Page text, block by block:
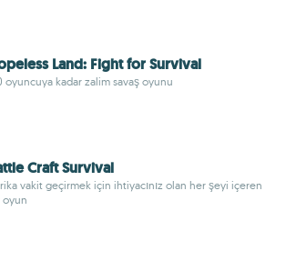
Land: Fight for Survival
oyuncuya kadar zalim savaş oyunu
Craft Survival
vakit geçirmek için ihtiyacınız olan her şeyi içeren
oyun